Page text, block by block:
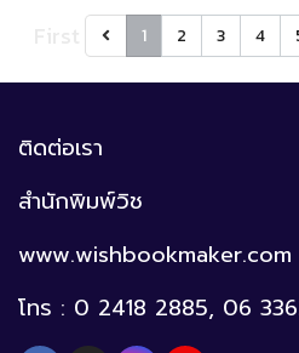
1 2 3 4
ติดต่อเรา
สำนักพิมพ์วิช
www.wishbookmaker.com
โทร : 0 2418 2885, 06